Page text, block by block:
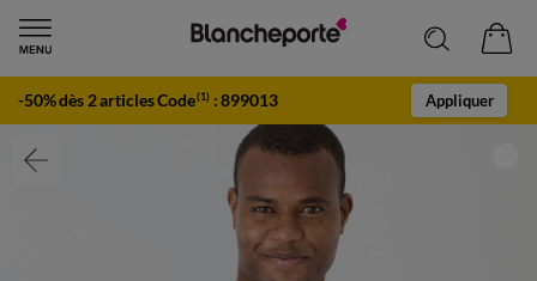
-50% dès 2 articles Code(1) :899013 Appliquer